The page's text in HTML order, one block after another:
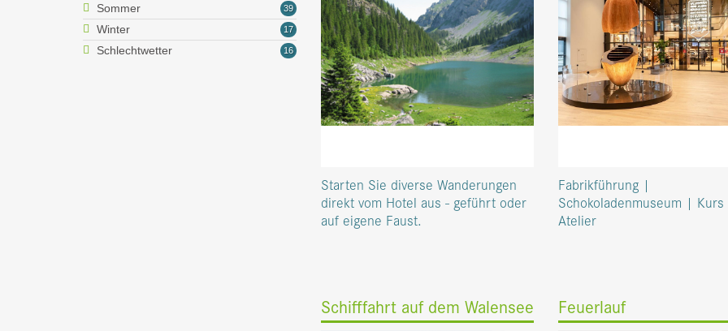
39
Sommer
17
Winter
16
Schlechtwetter
Starten Sie diverse Wanderungen
direkt vom Hotel aus - geführt oder
auf eigene Faust.
Fabrikführung |
Schokoladenmuseum |
Atelier
Schifffahrt auf dem Walensee Feuerlauf